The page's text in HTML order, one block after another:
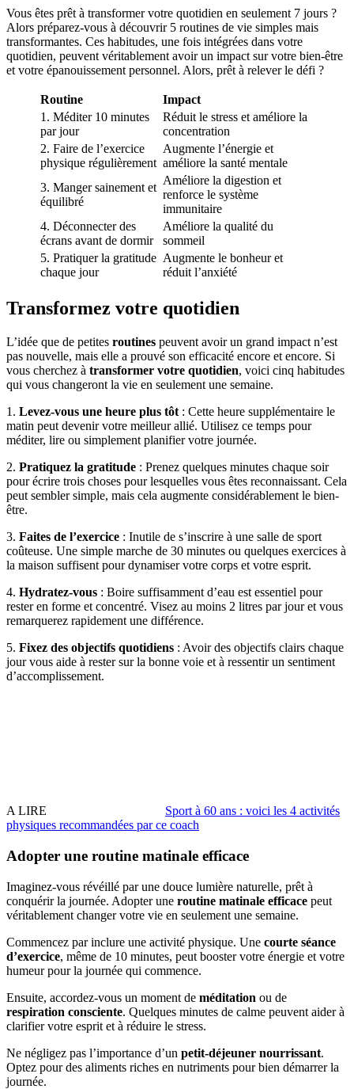
Vous êtes prêt à transformer votre quotidien en seulement 7 jours ?
Alors préparez-vous à découvrir 5 routines de vie simples mais
transformantes. Ces habitudes, une fois intégrées dans votre
quotidien, peuvent véritablement avoir un impact sur votre bien-être
et votre épanouissement personnel. Alors, prêt à relever le défi ?
Routine
Impact
1. Méditer 10 minutes
par jour
Réduit le stress et améliore la
concentration
2. Faire de l’exercice
physique régulièrement
Augmente l’énergie et
améliore la santé mentale
3. Manger sainement et
équilibré
Améliore la digestion et
renforce le système
immunitaire
4. Déconnecter des
écrans avant de dormir
Améliore la qualité du
sommeil
5. Pratiquer la gratitude
chaque jour
Augmente le bonheur et
réduit l’anxiété
Transformez votre quotidien
L’idée que de petites routines peuvent avoir un grand impact n’est
pas nouvelle, mais elle a prouvé son efficacité encore et encore. Si
vous cherchez à transformer votre quotidien, voici cinq habitudes
qui vous changeront la vie en seulement une semaine.
1. Levez-vous une heure plus tôt : Cette heure supplémentaire le
matin peut devenir votre meilleur allié. Utilisez ce temps pour
méditer, lire ou simplement planifier votre journée.
2. Pratiquez la gratitude : Prenez quelques minutes chaque soir
pour écrire trois choses pour lesquelles vous êtes reconnaissant. Cela
peut sembler simple, mais cela augmente considérablement le bien-
être.
3. Faites de l’exercice : Inutile de s’inscrire à une salle de sport
coûteuse. Une simple marche de 30 minutes ou quelques exercices à
la maison suffisent pour dynamiser votre corps et votre esprit.
4. Hydratez-vous : Boire suffisamment d’eau est essentiel pour
rester en forme et concentré. Visez au moins 2 litres par jour et vous
remarquerez rapidement une différence.
5. Fixez des objectifs quotidiens : Avoir des objectifs clairs chaque
jour vous aide à rester sur la bonne voie et à ressentir un sentiment
d’accomplissement.
A LIRE
Sport à 60 ans : voici les 4 activités
physiques recommandées par ce coach
Adopter une routine matinale efficace
Imaginez-vous révéillé par une douce lumière naturelle, prêt à
conquérir la journée. Adopter une routine matinale efficace peut
véritablement changer votre vie en seulement une semaine.
Commencez par inclure une activité physique. Une courte séance
d’exercice, même de 10 minutes, peut booster votre énergie et votre
humeur pour la journée qui commence.
Ensuite, accordez-vous un moment de méditation ou de
respiration consciente. Quelques minutes de calme peuvent aider à
clarifier votre esprit et à réduire le stress.
Ne négligez pas l’importance d’un petit-déjeuner nourrissant.
Optez pour des aliments riches en nutriments pour bien démarrer la
journée.